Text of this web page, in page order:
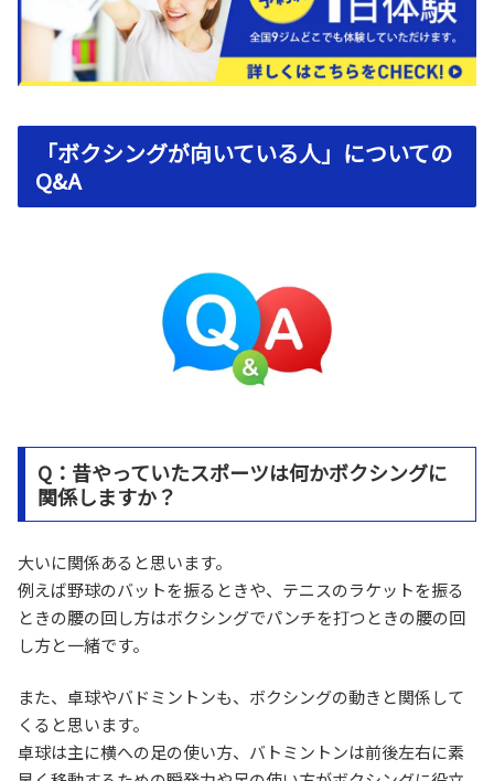
「ボクシングが向いている人」についての
Q&A
Q：昔やっていたスポーツは何かボクシングに
関係しますか？
大いに関係あると思います。
例えば野球のバットを振るときや、テニスのラケットを振る
ときの腰の回し方はボクシングでパンチを打つときの腰の回
し方と一緒です。
また、卓球やバドミントンも、ボクシングの動きと関係して
くると思います。
卓球は主に横への足の使い方、バトミントンは前後左右に素